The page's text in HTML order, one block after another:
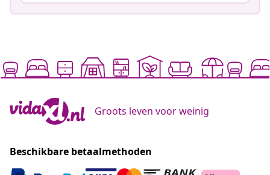
Groots leven voor weinig
Beschikbare betaalmethoden